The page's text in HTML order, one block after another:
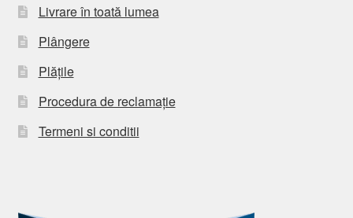
Livrare în toată lumea
Plângere
Plățile
Procedura de reclamație
Termeni si conditii